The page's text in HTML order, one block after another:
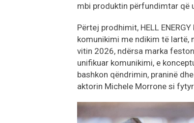
mbi produktin përfundimtar që
Përtej prodhimit, HELL
komunikimi me ndikim të
vitin 2026, ndërsa marka
unifikuar komunikimi, e
bashkon qëndrimin, praninë
aktorin Michele Morrone si